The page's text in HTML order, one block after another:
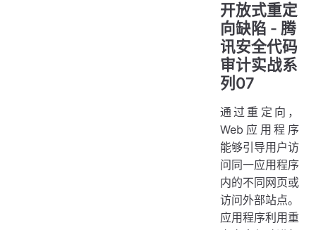
开放式重定
向缺陷 - 腾
讯安全代码
审计实战系
列07
通过重定向，
Web应用程序
能够引导用户访
问同一应用程序
内的不同网页或
访问外部站点。
应用程序利用重